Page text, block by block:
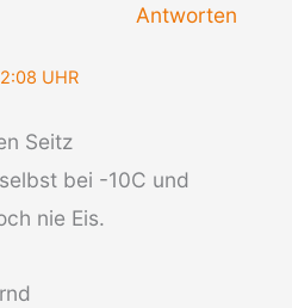
Antworten
UHR
Seitz
bei -10C und
nie Eis.